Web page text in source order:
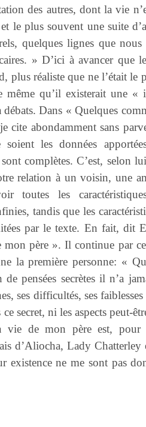
des autres, dont la vie
le plus souvent une suite
quelques lignes que
» D’ici à avancer que
plus réaliste que ne l’était le
même qu’il existerait une
débats. Dans « Quelques
cite abondamment sans
soient les données
sont complètes. C’est, selon
relation à un voisin, une
toutes les
tandis que les
par le texte. En fait, dit
père ». Il continue par ce
la première personne: «
de pensées secrètes il n’a
ses difficultés, ses
secret, ni les aspects peut-
vie de mon père est, pour
d’Aliocha, Lady
existence ne me sont pas